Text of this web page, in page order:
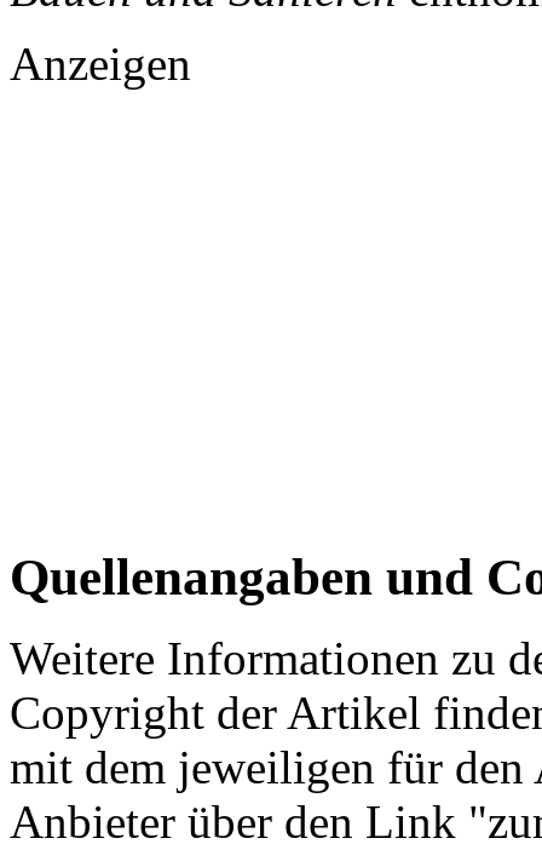
Anzeigen
Quellenangaben und
Weitere Informationen zu
Copyright der Artikel
mit dem jeweiligen für
Anbieter über den Link